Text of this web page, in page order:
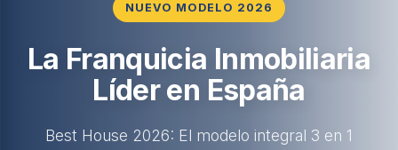
NUEVO MODELO 2026
La Franquicia Inmobiliaria
Líder en España
Best House 2026: El modelo integral 3 en 1